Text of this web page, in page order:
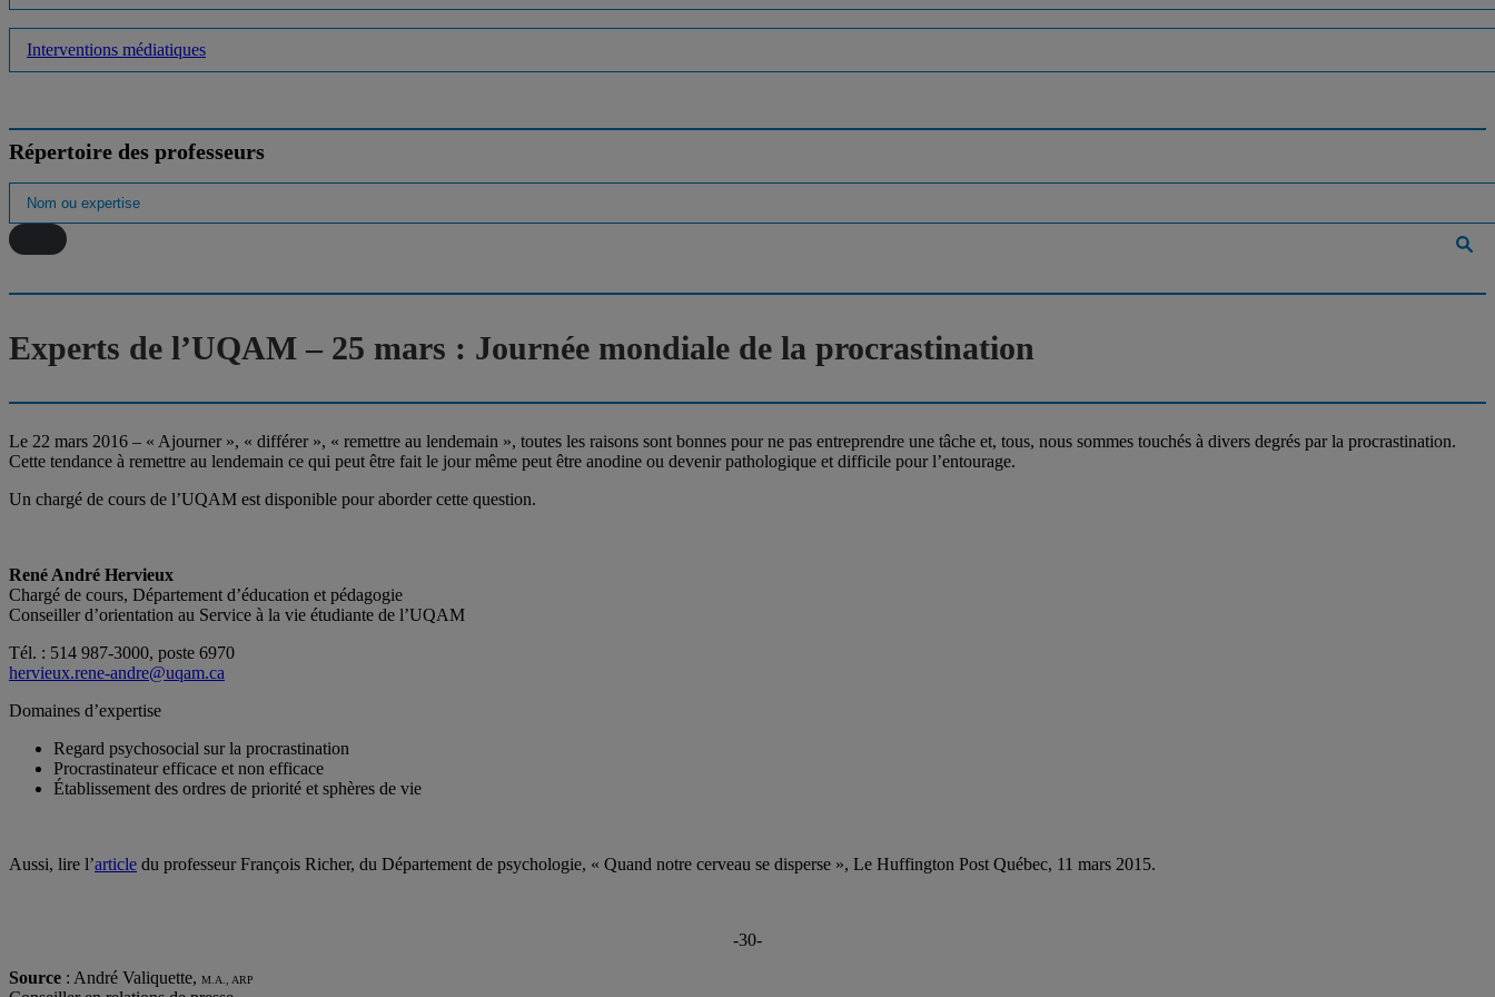
Interventions médiatiques
Répertoire des professeurs
Experts de l’UQAM – 25 mars : Journée mondiale de la procrastination
Le 22 mars 2016 – « Ajourner », « différer », « remettre au lendemain », toutes les raisons sont bonnes pour ne pas entreprendre une tâche et, tous, nous sommes touchés à divers degrés par la procrastination.
Cette tendance à remettre au lendemain ce qui peut être fait le jour même peut être anodine ou devenir pathologique et difficile pour l’entourage.
Un chargé de cours de l’UQAM est disponible pour aborder cette question.
René André Hervieux
Chargé de cours, Département d’éducation et pédagogie
Conseiller d’orientation au Service à la vie étudiante de l’UQAM
Tél. : 514 987-3000, poste 6970
hervieux.rene-andre@uqam.ca
Domaines d’expertise
Regard psychosocial sur la procrastination
Procrastinateur efficace et non efficace
Établissement des ordres de priorité et sphères de vie
Aussi, lire l’article du professeur François Richer, du Département de psychologie, « Quand notre cerveau se disperse », Le Huffington Post Québec, 11 mars 2015.
-30-
Source : André Valiquette, M.A., ARP